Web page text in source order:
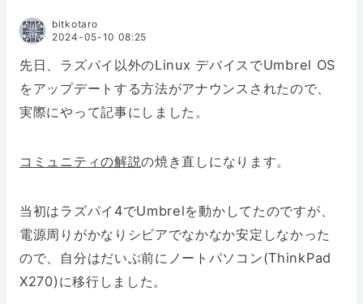
bitkotaro
2024-05-10 08:25
先日、ラズパイ以外のLinux デバイスでUmbrel OS
をアップデートする方法がアナウンスされたので、
実際にやって記事にしました。
コミュニティの解説の焼き直しになります。
当初はラズパイ4でUmbrelを動かしてたのですが、
電源周りがかなりシビアでなかなか安定しなかった
ので、自分はだいぶ前にノートパソコン(ThinkPad
X270)に移行しました。